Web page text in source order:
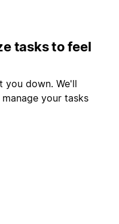
tasks to feel
you down. We'll
your tasks